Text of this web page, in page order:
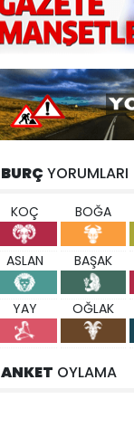
BURÇ YORUMLARI
KOÇ BOĞA
ASLAN BAŞAK
YAY OĞLAK
ANKET OYLAMA